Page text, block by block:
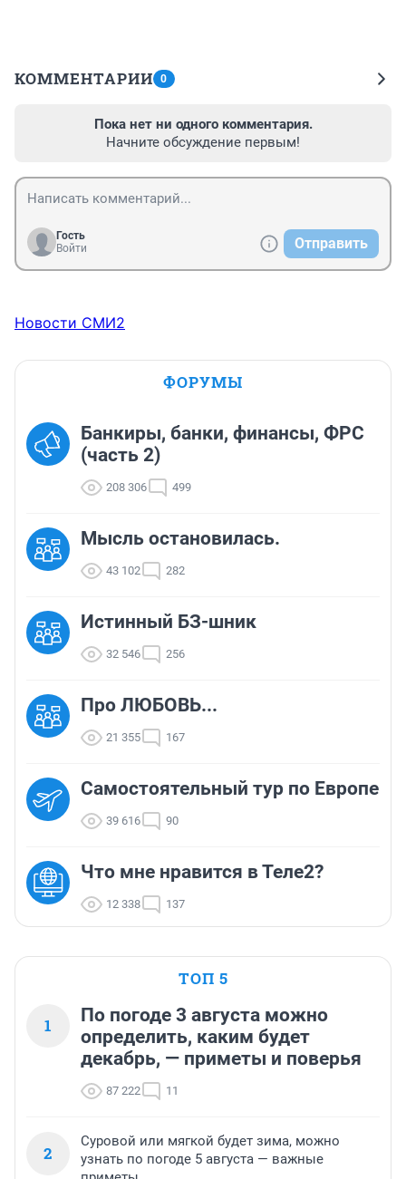
КОММЕНТАРИИ 0
Пока нет ни одного комментария.
Начните обсуждение первым!
Гость
Войти
Отправить
Новости СМИ2
ФОРУМЫ
Банкиры, банки, финансы, ФРС
(часть 2)
208 306 499
Мысль остановилась.
43 102 282
Истинный БЗ-шник
32 546 256
Про ЛЮБОВЬ...
21 355 167
Самостоятельный тур по Европе
39 616 90
Что мне нравится в Теле2?
12 338 137
ТОП 5
1
По погоде 3 августа можно
определить, каким будет
декабрь, — приметы и поверья
87 222 11
2
Суровой или мягкой будет зима, можно
узнать по погоде 5 августа — важные